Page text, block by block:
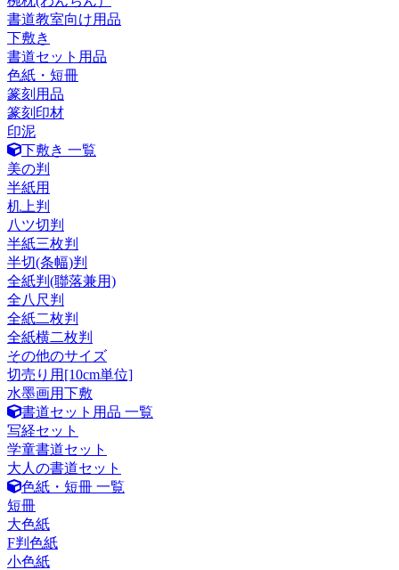
書道教室向け用品
下敷き
書道セット用品
色紙・短冊
篆刻用品
篆刻印材
印泥
下敷き 一覧
美の判
半紙用
机上判
八ツ切判
半紙三枚判
半切(条幅)判
全紙判(聯落兼用)
全八尺判
全紙二枚判
全紙横二枚判
その他のサイズ
切売り用[10cm単位]
水墨画用下敷
書道セット用品 一覧
写経セット
学童書道セット
大人の書道セット
色紙・短冊 一覧
短冊
大色紙
F判色紙
小色紙